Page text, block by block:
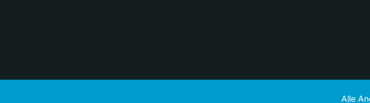
Alle